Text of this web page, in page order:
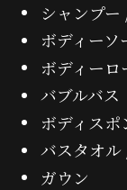
シャンプ
ボディーソ
ボディーロ
バブルバス
ボディスポ
バスタオ
ガウン